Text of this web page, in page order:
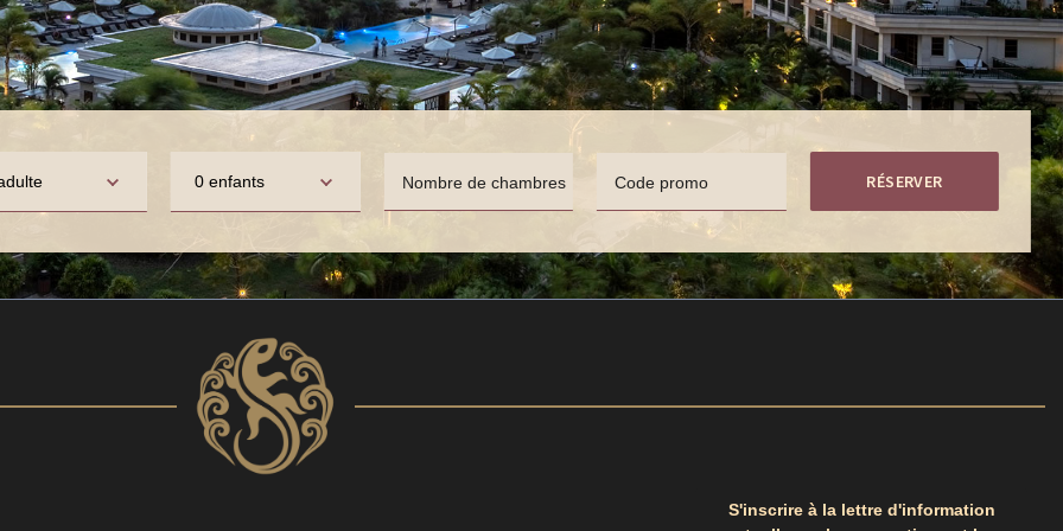
0 enfants Nombre de chambres Code promo RÉSERVER
S'inscrire à la lettre d'information